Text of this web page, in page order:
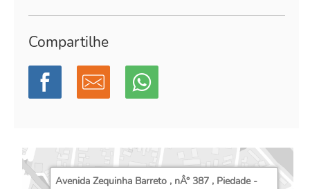
Compartilhe
Avenida Zequinha Barreto , nÂ° 387 , Piedade -